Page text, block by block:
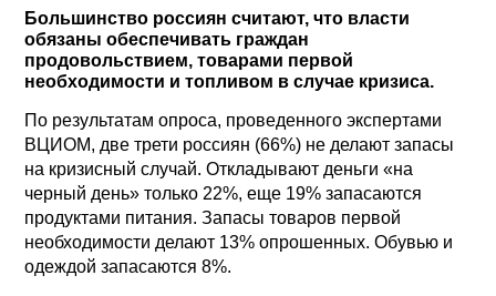
Большинство россиян считают, что власти
обязаны обеспечивать граждан
продовольствием, товарами первой
необходимости и топливом в случае кризиса.
По результатам опроса, проведенного экспертами
ВЦИОМ, две трети россиян (66%) не делают запасы
на кризисный случай. Откладывают деньги «на
черный день» только 22%, еще 19% запасаются
продуктами питания. Запасы товаров первой
необходимости делают 13% опрошенных. Обувью и
одеждой запасаются 8%.